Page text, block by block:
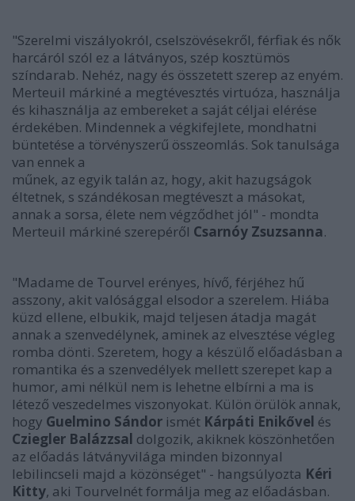
"Szerelmi viszályokról, cselszövésekről, férfiak és nők
harcáról szól ez a látványos, szép kosztümös
színdarab. Nehéz, nagy és összetett szerep az enyém.
Merteuil márkiné a megtévesztés virtuóza, használja
és kihasználja az embereket a saját céljai elérése
érdekében. Mindennek a végkifejlete, mondhatni
büntetése a törvényszerű összeomlás. Sok tanulsága
van ennek a
műnek, az egyik talán az, hogy, akit hazugságok
éltetnek, s szándékosan megtéveszt a másokat,
annak a sorsa, élete nem végződhet jól" - mondta
Merteuil márkiné szerepéről Csarnóy Zsuzsanna.
"Madame de Tourvel erényes, hívő, férjéhez hű
asszony, akit valósággal elsodor a szerelem. Hiába
küzd ellene, elbukik, majd teljesen átadja magát
annak a szenvedélynek, aminek az elvesztése végleg
romba dönti. Szeretem, hogy a készülő előadásban a
romantika és a szenvedélyek mellett szerepet kap a
humor, ami nélkül nem is lehetne elbírni a ma is
létező veszedelmes viszonyokat. Külön örülök annak,
hogy Guelmino Sándor ismét Kárpáti Enikővel és
Cziegler Balázzsal dolgozik, akiknek köszönhetően
az előadás látványvilága minden bizonnyal
lebilincseli majd a közönséget" - hangsúlyozta Kéri
Kitty, aki Tourvelnét formálja meg az előadásban.